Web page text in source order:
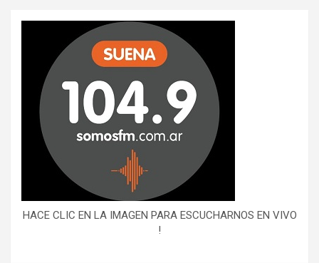
HACE CLIC EN LA IMAGEN PARA ESCUCHARNOS EN VIVO
!